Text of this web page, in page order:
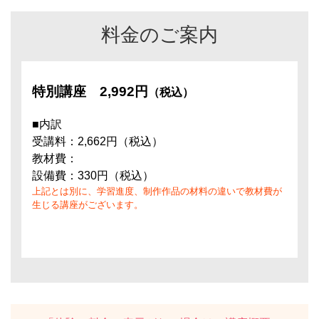
料金のご案内
特別講座 2,992円 （税込）
■内訳
受講料：2,662円（税込）
教材費：
設備費：330円（税込）
上記とは別に、学習進度、制作作品の材料の違いで教材費が
生じる講座がございます。